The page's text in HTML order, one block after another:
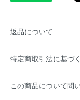
返品について
特定商取引法に基づ
この商品について問